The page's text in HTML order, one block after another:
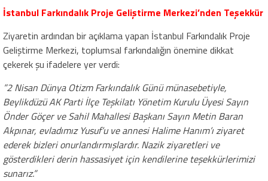
İstanbul Farkındalık Proje Geliştirme Merkezi’nden Teşekkür
​Ziyaretin ardından bir açıklama yapan İstanbul Farkındalık Proje
Geliştirme Merkezi, toplumsal farkındalığın önemine dikkat
çekerek şu ifadelere yer verdi:
​”2 Nisan Dünya Otizm Farkındalık Günü münasebetiyle,
Beylikdüzü AK Parti İlçe Teşkilatı Yönetim Kurulu Üyesi Sayın
Önder Göçer ve Sahil Mahallesi Başkanı Sayın Metin Baran
Akpınar, evladımız Yusuf’u ve annesi Halime Hanım’ı ziyaret
ederek bizleri onurlandırmışlardır. Nazik ziyaretleri ve
gösterdikleri derin hassasiyet için kendilerine teşekkürlerimizi
sunarız.”